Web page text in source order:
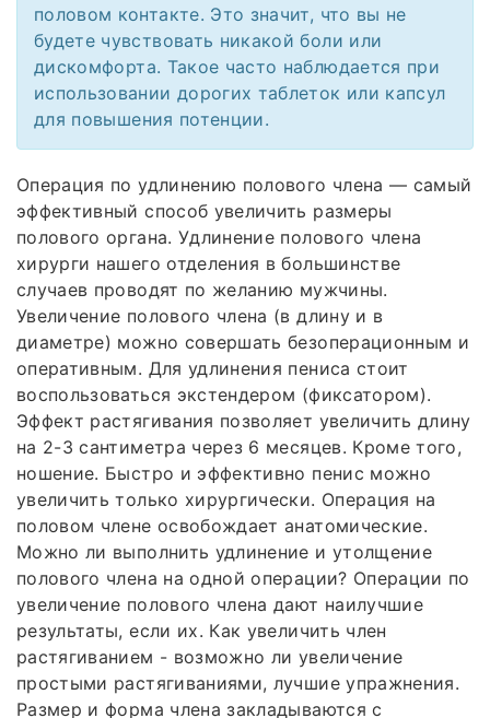
половом контакте. Это значит, что вы не
будете чувствовать никакой боли или
дискомфорта. Такое часто наблюдается при
использовании дорогих таблеток или капсул
для повышения потенции.
Операция по удлинению полового члена — самый
эффективный способ увеличить размеры
полового органа. Удлинение полового члена
хирурги нашего отделения в большинстве
случаев проводят по желанию мужчины.
Увеличение полового члена (в длину и в
диаметре) можно совершать безоперационным и
оперативным. Для удлинения пениса стоит
воспользоваться экстендером (фиксатором).
Эффект растягивания позволяет увеличить длину
на 2-3 сантиметра через 6 месяцев. Кроме того,
ношение. Быстро и эффективно пенис можно
увеличить только хирургически. Операция на
половом члене освобождает анатомические.
Можно ли выполнить удлинение и утолщение
полового члена на одной операции? Операции по
увеличение полового члена дают наилучшие
результаты, если их. Как увеличить член
растягиванием - возможно ли увеличение
простыми растягиваниями, лучшие упражнения.
Размер и форма члена закладываются с